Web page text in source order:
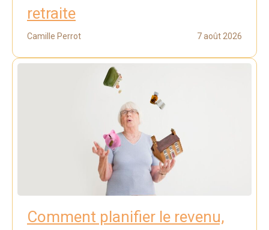
retraite
Camille Perrot 7 août 2026
Comment planifier le revenu,